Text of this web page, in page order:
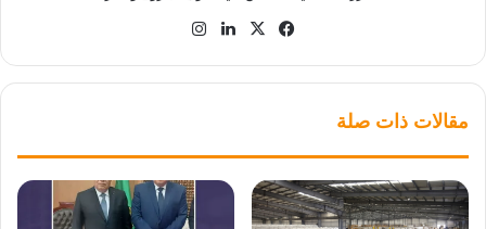
فيسبوك
‫X لينكدإن
مقالات ذات صلة